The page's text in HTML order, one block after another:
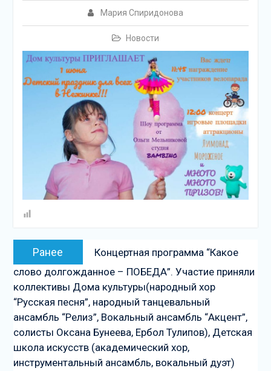
подсолнечного масла и
муки.
Дом культуры
приглашает!
Наша землячка стала
финалисткой
Всероссийского
конкурса «Библиотекарь
года – 2025»
Мария Спиридонова
Новости
Навигация
записям
Ранее
запись:
Концертная программа “Какое
слово долгожданное – ПОБЕДА”. Участие приняли
коллективы Дома культуры(народный хор
“Русская песня”, народный танцевальный
ансамбль “Релиз”, Вокальный ансамбль “Акцент”,
солисты Оксана Бунеева, Ербол Тулипов), Детская
школа искусств (академический хор,
инструментальный ансамбль, вокальный дуэт)